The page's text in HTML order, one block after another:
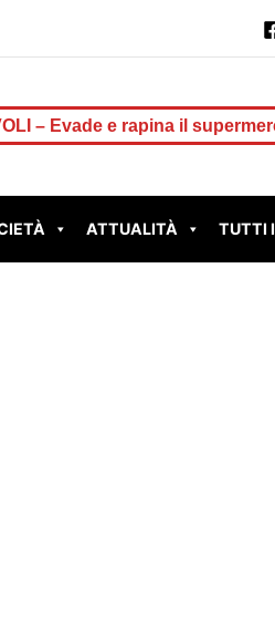
il supermercato: caccia
ATTUALITÀ TUTTI